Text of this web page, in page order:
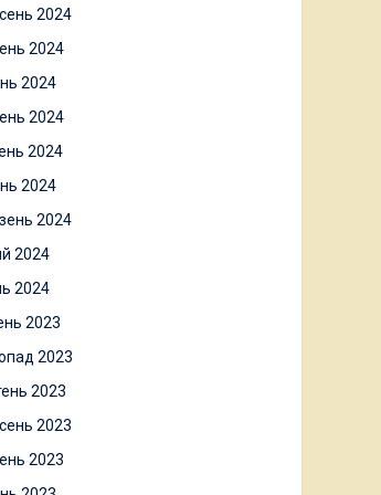
2024
2024
2024
2024
2024
2024
2024
2024
2024
2023
2023
2023
2023
2023